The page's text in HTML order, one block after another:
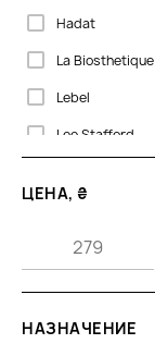
Hadat
La Biosthetique
Lebel
Lee Stafford
Olaplex
Philip Martin’s
ЦЕНА, ₴
НАЗНАЧЕНИЕ